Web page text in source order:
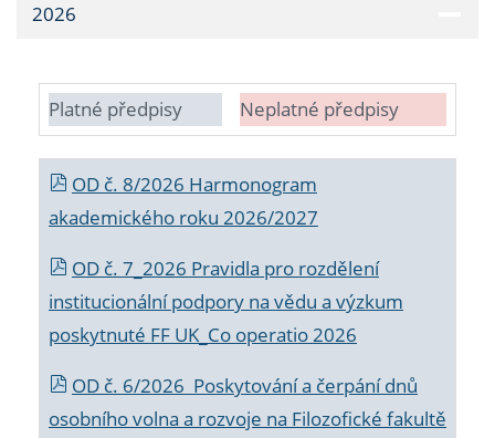
2026
Platné předpisy Neplatné předpisy
OD č. 8/2026 Harmonogram
akademického roku 2026/2027
OD č. 7_2026 Pravidla pro rozdělení
institucionální podpory na vědu a výzkum
poskytnuté FF UK_Co operatio 2026
OD č. 6/2026 Poskytování a čerpání dnů
osobního volna a rozvoje na Filozofické fakultě